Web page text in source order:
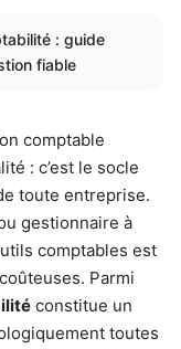
: guide
fiable
comptable
: c’est le socle
toute entreprise.
gestionnaire à
comptables est
Parmi
constitue un
toutes